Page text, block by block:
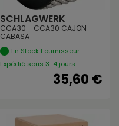
SCHLAGWERK
CCA30 - CCA30 CAJON
CABASA
En Stock Fournisseur -
Expédié sous 3-4 jours
35,60 €